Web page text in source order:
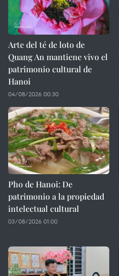
Arte del té de loto de
Quang An mantiene vivo el
patrimonio cultural de
Hanoi
04/08/2026 00:30
Pho de Hanoi: De
patrimonio a la propiedad
intelectual cultural
03/08/2026 01:00